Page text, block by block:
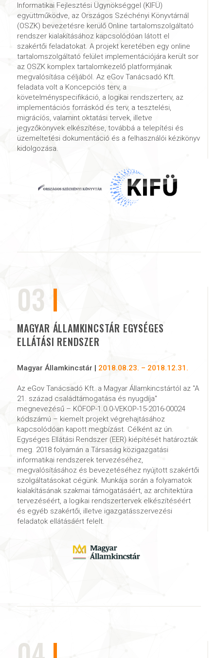
Informatikai Fejlesztési Ügynökséggel (KIFÜ)
együttműködve, az Országos Széchényi Könyvtárnál
(OSZK) bevezetésre kerülő Online tartalomszolgáltató
rendszer kialakításához kapcsolódóan látott el
szakértői feladatokat. A projekt keretében egy online
tartalomszolgáltató felület implementációjára került sor
az OSZK komplex tartalomkezelő platformjának
megvalósítása céljából. Az eGov Tanácsadó Kft.
feladata volt a Koncepciós terv, a
követelményspecifikáció, a logikai rendszerterv, az
implementációs forráskód és terv, a tesztelési,
migrációs, valamint oktatási tervek, illetve
jegyzőkönyvek elkészítése, továbbá a telepítési és
üzemeltetési dokumentáció és a felhasználói kézikönyv
kidolgozása.
03
MAGYAR ÁLLAMKINCSTÁR EGYSÉGES
ELLÁTÁSI RENDSZER
Magyar Államkincstár | 2018.08.23. – 2018.12.31.
Az eGov Tanácsadó Kft. a Magyar Államkincstártól az "A
21. század családtámogatása és nyugdíja"
megnevezésű – KÖFOP-1.0.0-VEKOP-15-2016-00024
kódszámú – kiemelt projekt végrehajtásához
kapcsolódóan kapott megbízást. Célként az ún.
Egységes Ellátási Rendszer (EER) kiépítését határozták
meg. 2018 folyamán a Társaság közigazgatási
informatikai rendszerek tervezéséhez,
megvalósításához és bevezetéséhez nyújtott szakértői
szolgáltatásokat cégünk. Munkája során a folyamatok
kialakításának szakmai támogatásáért, az architektúra
tervezéséért, a logikai rendszertervek elkészítéséért
és egyéb szakértői, illetve igazgatásszervezési
feladatok ellátásáért felelt.